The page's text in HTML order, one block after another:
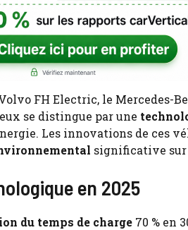
FH Electric, le Mercedes-
se distingue par une
Les innovations de ces
significative
en 2025
du temps de charge 70 % en